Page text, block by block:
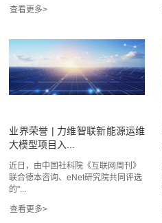
业界荣誉 | 力维智联新能源运维
大模型项目入...
近日，由中国社科院《互联网周刊》
联合德本咨询、eNet研究院共同评选
的"...